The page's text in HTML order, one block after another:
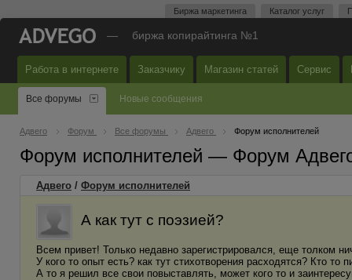
Биржа маркетинга Каталог услуг
— биржа копирайтинга №1
Работа в интернете Заказчику Магазин статей Сервис
Все форумы Новые сообщения
Адвего Форум Все форумы Адвего Форум исполнителей
Форум исполнителей — Форум
Адвего / Форум исполнителей
А как тут с поэзией?
Всем привет! Только недавно зарегистрировался, еще толком
У кого то опыт есть? как тут стихотворения расходятся? Кто то
А то я решил все свои повыставлять, может кого то и